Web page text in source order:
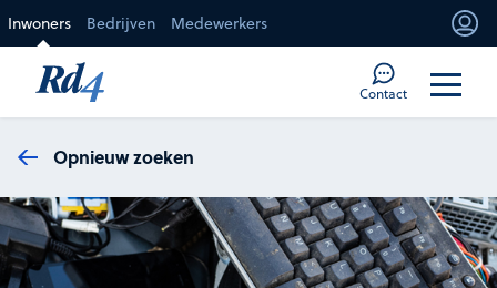
Inwoners Bedrijven Medewerkers
Contact
Opnieuw zoeken